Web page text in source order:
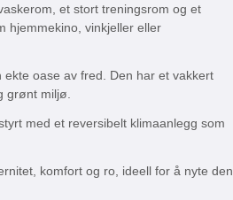
et stort treningsrom og et
hjemmekino, vinkjeller eller
oase av fred. Den har et vakkert
grønt miljø.
med et reversibelt klimaanlegg som
komfort og ro, ideell for å nyte den